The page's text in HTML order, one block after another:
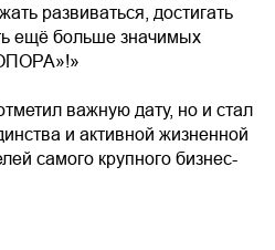
развиваться, достигать
ещё больше значимых
важную дату, но и стал
и активной жизненной
самого крупного бизнес-